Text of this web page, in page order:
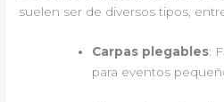
suelen ser de diversos tipos,
Carpas plegables:
para eventos